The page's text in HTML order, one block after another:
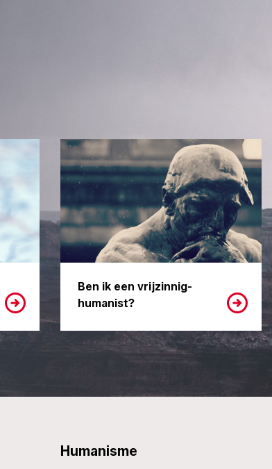
Ben ik een vrijzinnig-
humanist?
Humanisme